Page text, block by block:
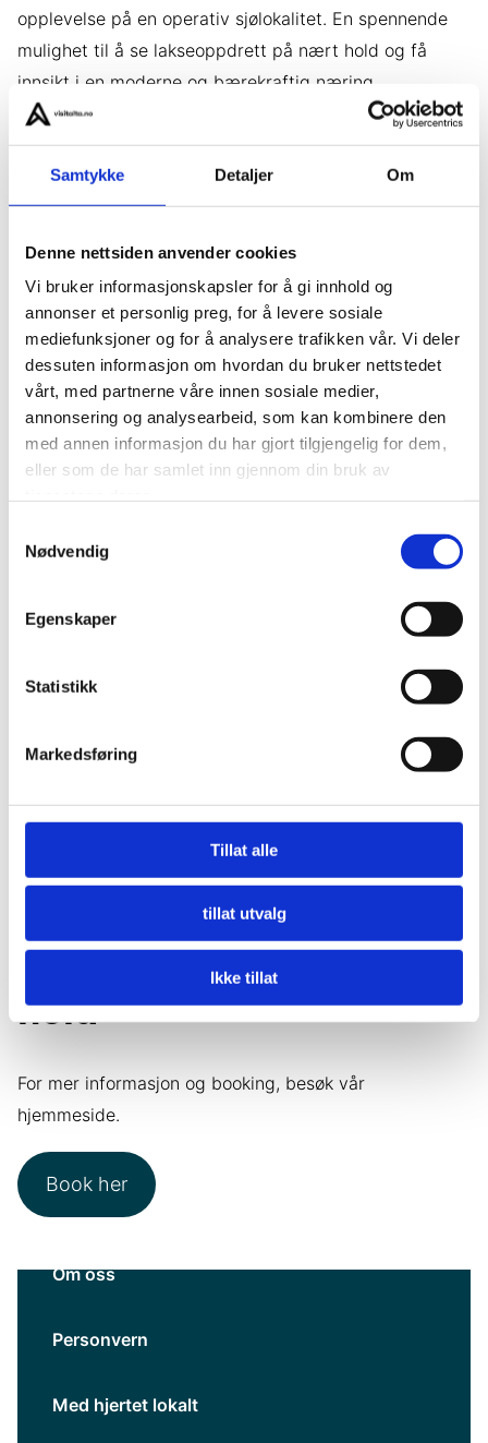
Samtykke Detaljer Om
Denne nettsiden anvender cookies
Vi bruker informasjonskapsler for å gi innhold og
annonser et personlig preg, for å levere sosiale
mediefunksjoner og for å analysere trafikken vår. Vi deler
dessuten informasjon om hvordan du bruker nettstedet
vårt, med partnerne våre innen sosiale medier,
annonsering og analysearbeid, som kan kombinere den
med annen informasjon du har gjort tilgjengelig for dem,
eller som de har samlet inn gjennom din bruk av
Nødvendig
Egenskaper
Statistikk
Markedsføring
Tillat alle
tillat utvalg
Ikke tillat
opplevelse på en operativ sjølokalitet. En spennende
mulighet til å se lakseoppdrett på nært hold og få
innsikt i en moderne og bærekraftig næring.
Båtturen starter fra Alta havn og tar ca 30 minutter
hver vei. Turen går igjennom et vakkert kystlandskap
fungerer.
Ytterklær i form av varmedress og støvler, i tillegg til
nødvendig sikkerhetsutstyr, er inkludert. Du er selv
ansvarlig for å kle deg godt – husk at det er kaldere til
sjøs enn på land.
Turen går med værforebehold. Aldersgrense 12 år.
Besøk et
oppdrettsanlegg og
opplev havbruk på nært
hold
For mer informasjon og booking, besøk vår
hjemmeside.
Book her
Om oss
Personvern
Med hjertet lokalt